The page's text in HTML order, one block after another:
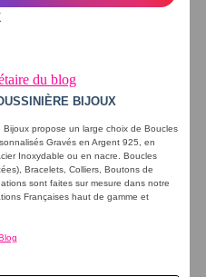
du blog
BIJOUX
propose un large choix de Boucles
Gravés en Argent 925, en
Inoxydable ou en nacre. Boucles
Bracelets, Colliers, Boutons de
sont faites sur mesure dans notre
Françaises haut de gamme et